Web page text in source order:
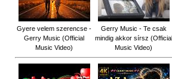
Gyere velem szerencse -
Gerry Music (Official
Music Video)
Gerry Music - Te csak
mindig akkor sírsz (Official
Music Video)